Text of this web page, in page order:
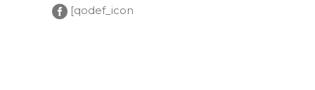
[qodef_icon